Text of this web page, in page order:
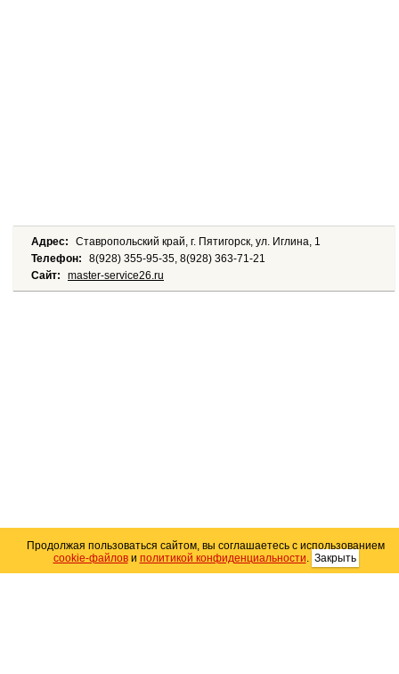
Адрес:
Ставропольский край, г. Пятигорск, ул. Иглина, 1
Телефон:
8(928) 355-95-35, 8(928) 363-71-21
Сайт:
master-service26.ru
Карта сайта
Продолжая пользоваться сайтом, вы соглашаетесь с использованием
cookie-файлови политикой конфиденциальности. Закрыть